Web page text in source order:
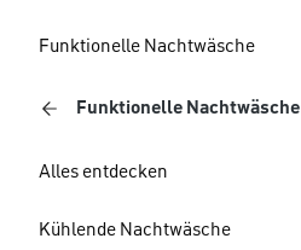
Funktionelle Nachtwäsche
Funktionelle Nachtwäsche
Alles entdecken
Kühlende Nachtwäsche